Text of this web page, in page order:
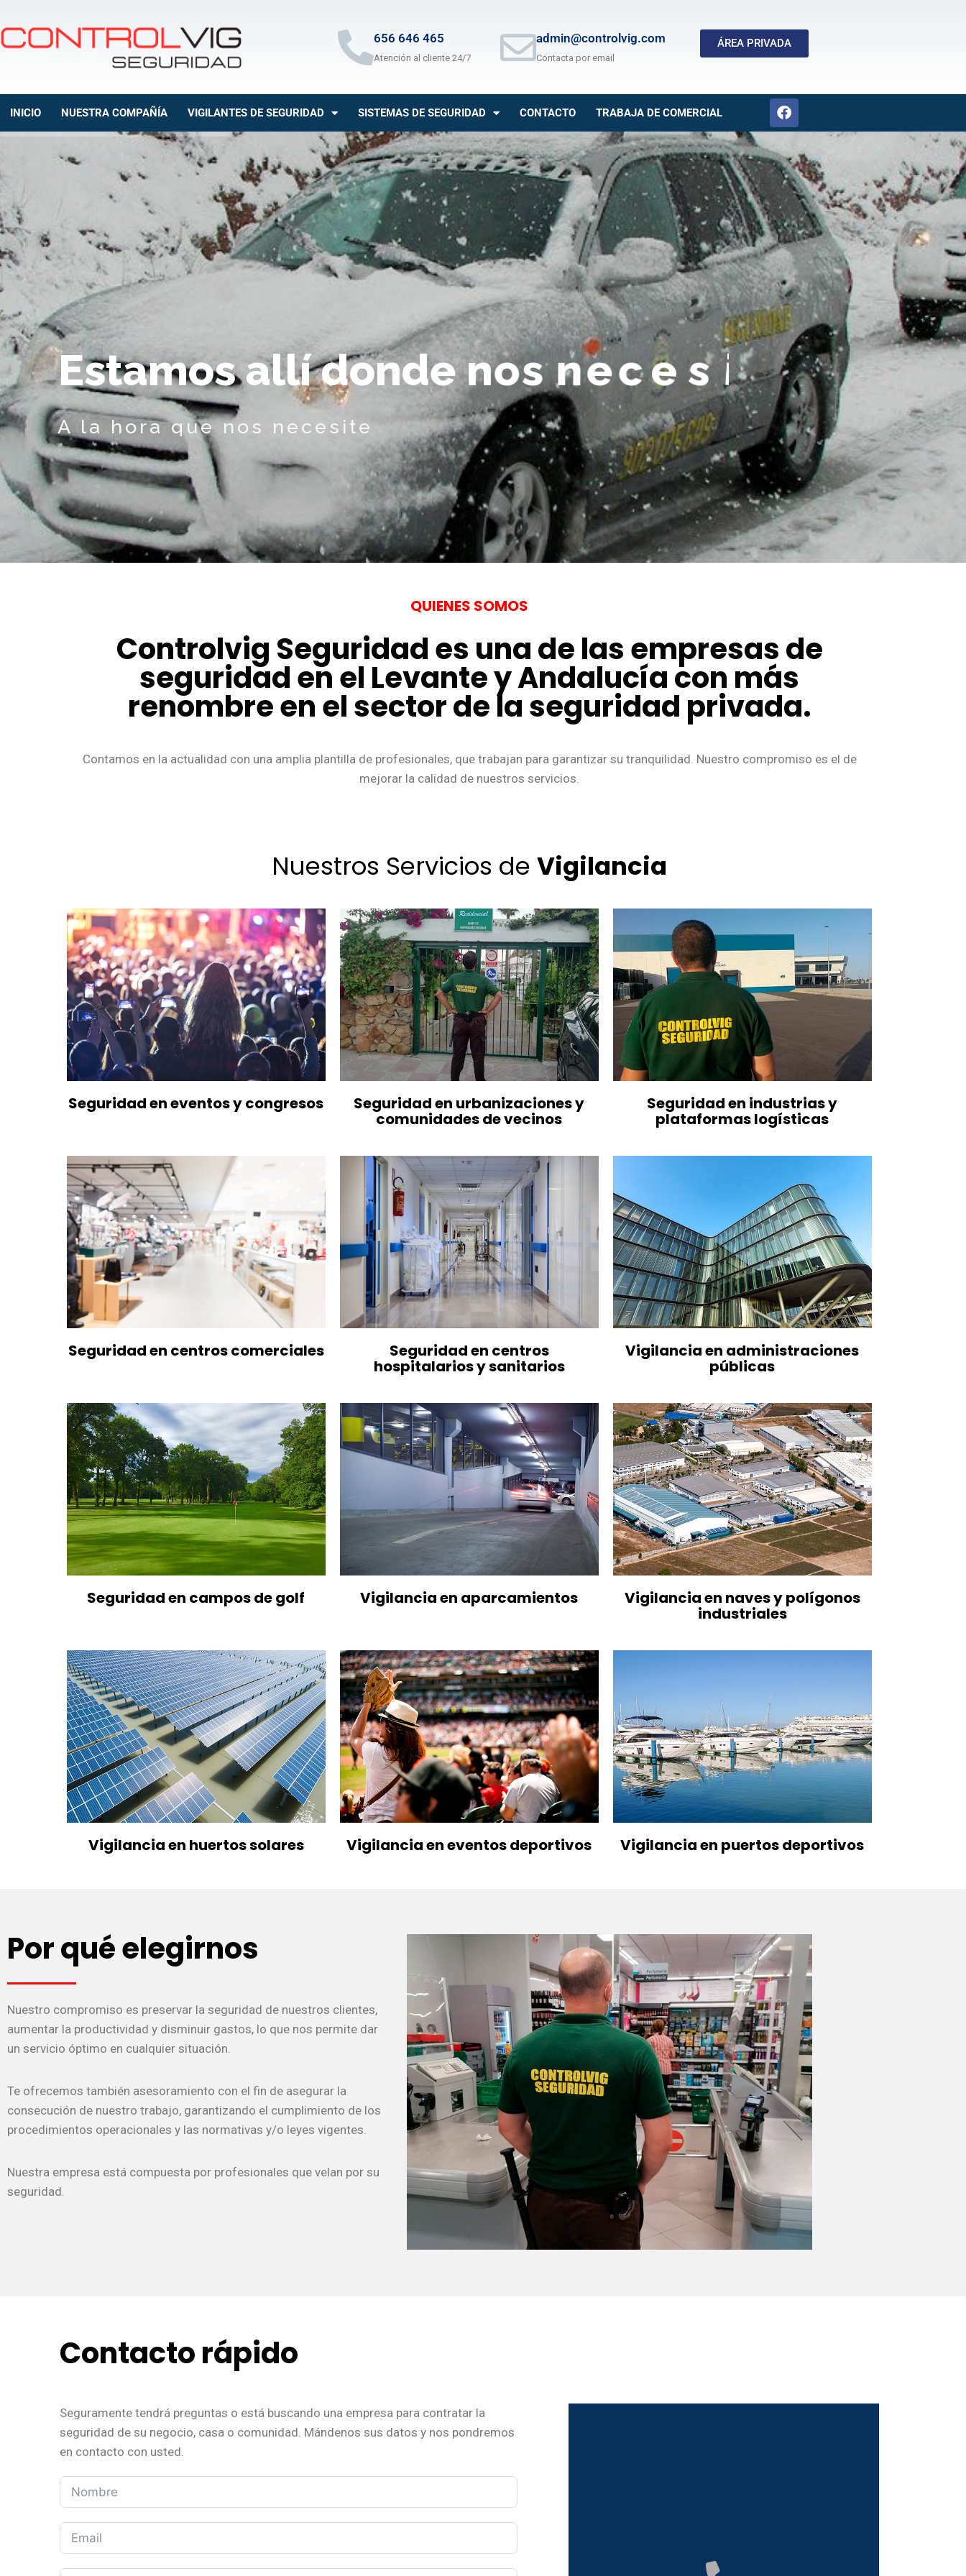
656 646 465
Atención al cliente 24/7
admin@controlvig.com
Contacta por email
ÁREA PRIVADA
INICIO NUESTRA COMPAÑÍA VIGILANTES DE SEGURIDAD SISTEMAS DE SEGURIDAD CONTACTO TRABAJA DE COMERCIAL
Estamos allí donde nos necesi te
A la hora que nos necesite
QUIENES SOMOS
Controlvig Seguridad es una de las empresas de
seguridad en el Levante y Andalucía con más
renombre en el sector de la seguridad privada.
Contamos en la actualidad con una amplia plantilla de profesionales, que trabajan para garantizar su tranquilidad. Nuestro compromiso es el de
mejorar la calidad de nuestros servicios.
Nuestros Servicios de Vigilancia
Seguridad en eventos y congresos Seguridad en urbanizaciones y
comunidades de vecinos
Seguridad en industrias y
plataformas logísticas
Seguridad en centros comerciales Seguridad en centros
hospitalarios y sanitarios
Vigilancia en administraciones
públicas
Seguridad en campos de golf Vigilancia en aparcamientos Vigilancia en naves y polígonos
industriales
Vigilancia en huertos solares Vigilancia en eventos deportivos Vigilancia en puertos deportivos
Por qué elegirnos
Nuestro compromiso es preservar la seguridad de nuestros clientes,
aumentar la productividad y disminuir gastos, lo que nos permite dar
un servicio óptimo en cualquier situación.
Te ofrecemos también asesoramiento con el fin de asegurar la
consecución de nuestro trabajo, garantizando el cumplimiento de los
procedimientos operacionales y las normativas y/o leyes vigentes.
Nuestra empresa está compuesta por profesionales que velan por su
seguridad.
Contacto rápido
Seguramente tendrá preguntas o está buscando una empresa para contratar la
seguridad de su negocio, casa o comunidad. Mándenos sus datos y nos pondremos
en contacto con usted.